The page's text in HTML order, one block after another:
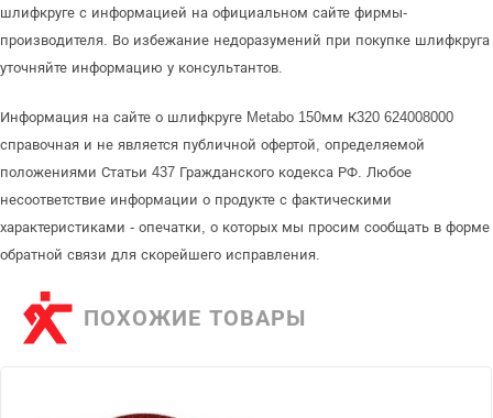
шлифкруге с информацией на официальном сайте фирмы-
производителя. Во избежание недоразумений при покупке шлифкруга
уточняйте информацию у консультантов.
Информация на сайте о шлифкруге Metabo 150мм К320 624008000
справочная и не является публичной офертой, определяемой
положениями Статьи 437 Гражданского кодекса РФ. Любое
несоответствие информации о продукте с фактическими
характеристиками - опечатки, о которых мы просим сообщать в форме
обратной связи для скорейшего исправления.
ПОХОЖИЕ ТОВАРЫ